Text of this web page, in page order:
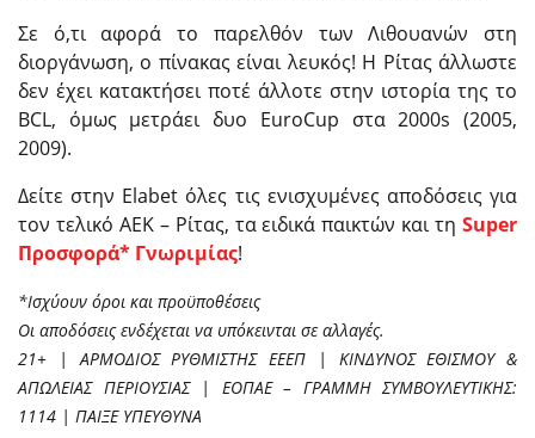
Σε ό,τι αφορά το παρελθόν των Λιθουανών στη
διοργάνωση, ο πίνακας είναι λευκός! Η Ρίτας άλλωστε
δεν έχει κατακτήσει ποτέ άλλοτε στην ιστορία της το
BCL, όμως μετράει δυο EuroCup στα 2000s (2005,
2009).
Δείτε στην Elabet όλες τις ενισχυμένες αποδόσεις για
τον τελικό ΑΕΚ – Ρίτας, τα ειδικά παικτών και τη Super
Προσφορά* Γνωριμίας!
*Ισχύουν όροι και προϋποθέσεις
Οι αποδόσεις ενδέχεται να υπόκεινται σε αλλαγές.
21+ | ΑΡΜΟΔΙΟΣ ΡΥΘΜΙΣΤΗΣ ΕΕΕΠ | ΚΙΝΔΥΝΟΣ ΕΘΙΣΜΟΥ &
ΑΠΩΛΕΙΑΣ ΠΕΡΙΟΥΣΙΑΣ | ΕΟΠΑΕ – ΓΡΑΜΜΗ ΣΥΜΒΟΥΛΕΥΤΙΚΗΣ:
1114 | ΠΑΙΞΕ ΥΠΕΥΘΥΝΑ